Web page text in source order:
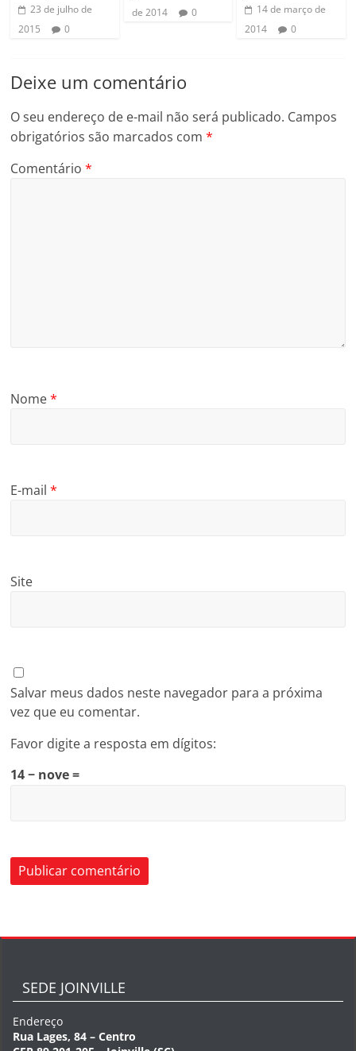
23 de julho de
2015
0
de 2014
0
14 de março de
2014
0
Deixe um comentário
O seu endereço de e-mail não será publicado. Campos
obrigatórios são marcados com*
Comentário*
Nome*
E-mail*
Site
Salvar meus dados neste navegador para a próxima
vez que eu comentar.
Favor digite a resposta em dígitos:
14 − nove =
SEDE JOINVILLE
Endereço
Rua Lages, 84 – Centro